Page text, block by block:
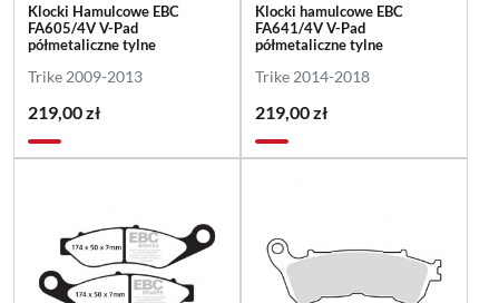
Klocki Hamulcowe EBC
FA605/4V V-Pad
półmetaliczne tylne
Trike 2009-2013
219,00 zł
Klocki hamulcowe EBC
FA641/4V V-Pad
półmetaliczne tylne
Trike 2014-2018
219,00 zł